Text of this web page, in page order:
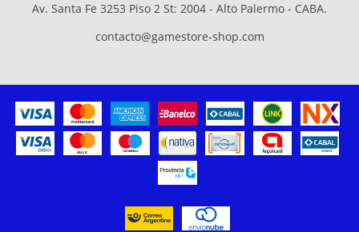
Av. Santa Fe 3253 Piso 2 St: 2004 - Alto Palermo - CABA.
contacto@gamestore-shop.com